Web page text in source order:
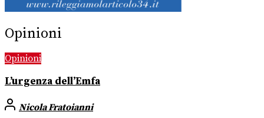
Opinioni
Opinioni
L’urgenza dell’Emfa
Nicola Fratoianni